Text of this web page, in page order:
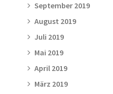
September 2019
August 2019
Juli 2019
Mai 2019
April 2019
März 2019